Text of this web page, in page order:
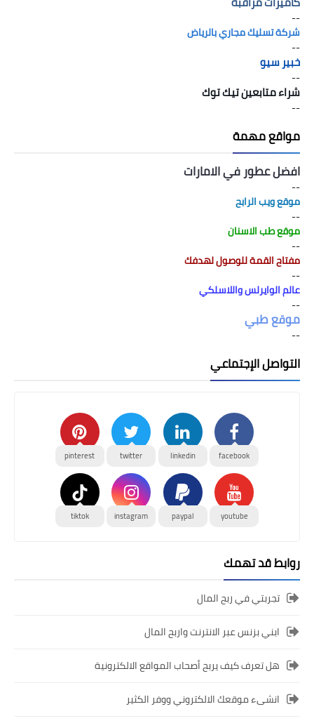
--
شركة تسليك مجاري بالرياض
--
خبير سيو
--
شراء متابعين تيك توك
--
مواقع مهمة
افضل عطور في الامارات
--
موقع ويب الرابح
--
موقع طب الاسنان
--
مفتاح القمة للوصول لهدفك
--
عالم الوايرلس واللاسلكي
--
موقع طبي
--
التواصل الإجتماعي
facebook
linkedin
twitter
pinterest
youtube
paypal
instagram
tiktok
روابط قد تهمك
تجربتي في ربح المال
ابني بزنس عبر الانترنت واربح المال
هل تعرف كيف يربح أصحاب المواقع الالكترونية
انشىء موقعك الالكتروني ووفر الكثير